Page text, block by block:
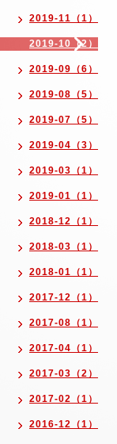
2019-11（1）
2019-10（2）
2019-09（6）
2019-08（5）
2019-07（5）
2019-04（3）
2019-03（1）
2019-01（1）
2018-12（1）
2018-03（1）
2018-01（1）
2017-12（1）
2017-08（1）
2017-04（1）
2017-03（2）
2017-02（1）
2016-12（1）